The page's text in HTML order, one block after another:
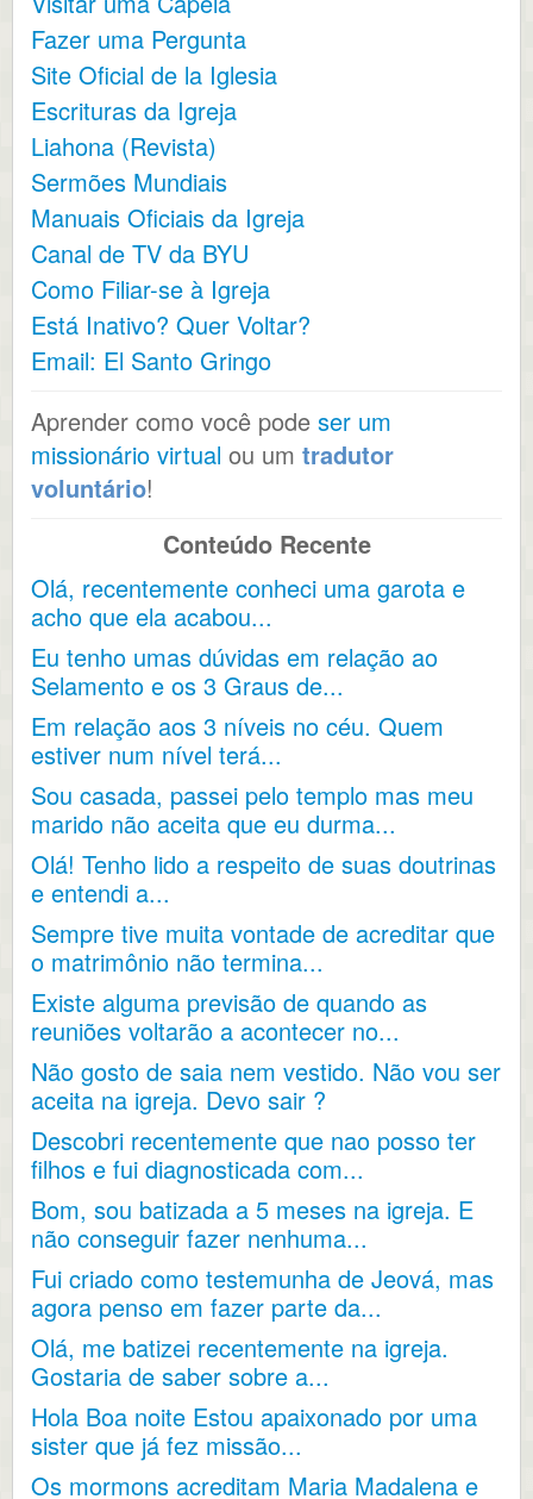
Fazer uma Pergunta
Site Oficial de la Iglesia
Escrituras da Igreja
Liahona (Revista)
Sermões Mundiais
Manuais Oficiais da Igreja
Canal de TV da BYU
Como Filiar-se à Igreja
Está Inativo? Quer Voltar?
Email: El Santo Gringo
Aprender como você pode ser um
missionário virtual ou um tradutor
voluntário!
Conteúdo Recente
Olá, recentemente conheci uma garota e
acho que ela acabou...
Eu tenho umas dúvidas em relação ao
Selamento e os 3 Graus de...
Em relação aos 3 níveis no céu. Quem
estiver num nível terá...
Sou casada, passei pelo templo mas meu
marido não aceita que eu durma...
Olá! Tenho lido a respeito de suas doutrinas
e entendi a...
Sempre tive muita vontade de acreditar que
o matrimônio não termina...
Existe alguma previsão de quando as
reuniões voltarão a acontecer no...
Não gosto de saia nem vestido. Não vou ser
aceita na igreja. Devo sair ?
Descobri recentemente que nao posso ter
filhos e fui diagnosticada com...
Bom, sou batizada a 5 meses na igreja. E
não conseguir fazer nenhuma...
Fui criado como testemunha de Jeová, mas
agora penso em fazer parte da...
Olá, me batizei recentemente na igreja.
Gostaria de saber sobre a...
Hola Boa noite Estou apaixonado por uma
sister que já fez missão...
Os mormons acreditam Maria Madalena e